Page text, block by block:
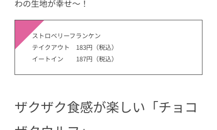
わの生地が幸せ〜！
ストロベリーフランケン
テイクアウト 183円（税込）
イートイン 187円（税込）
ザクザク食感が楽しい「チョコ